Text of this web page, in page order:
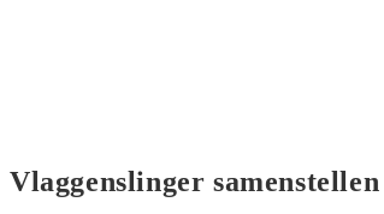
Vlaggenslinger samenstellen